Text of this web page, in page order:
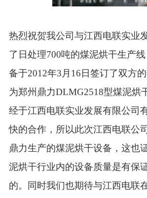
热烈祝贺我公司与江西电联实业
了日处理700吨的煤泥烘干生产
备于2012年3月16日签订了双方
为郑州鼎力DLMG2518型煤泥烘
经于江西电联实业发展有限公司
快的合作，所以此次江西电联公
鼎力生产的煤泥烘干设备，这也
泥烘干行业内的设备质量是有保
的。同时我们也期待与江西电联